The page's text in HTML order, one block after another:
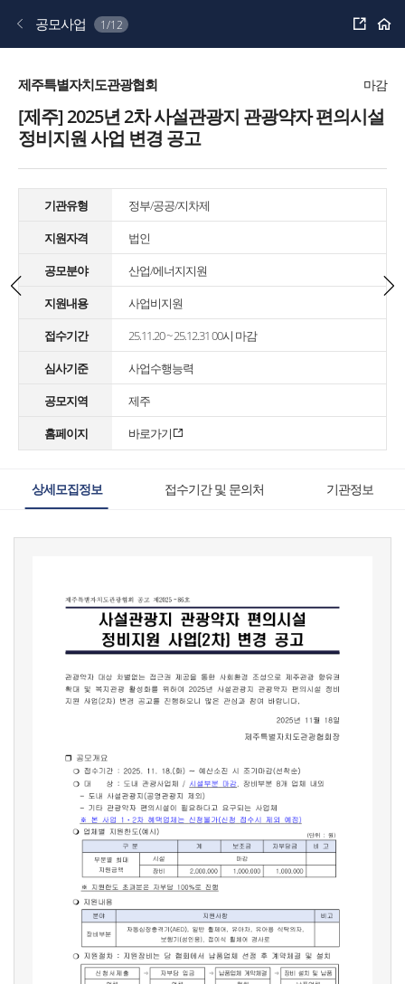
공모사업 1/12 공
하
홈
제주특별자치도관광협회 마감
[제주] 2025년 2차 사설관광지 관광약자 편의시설
정비지원 사업 변경 공고
기관유형
정부/공공/지차제
지원자격
법인
공모분야
산업/에너지지원
지원내용
사업비지원
접수기간
25.11.20 ~ 25.12.31 00시 마감
심사기준
사업수행능력
공모지역
제주
홈페이지
바로가기
상세모집정보 접수기간 및 문의처 기관정보